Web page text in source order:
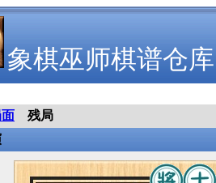
象棋巫师棋谱仓库
面
残局